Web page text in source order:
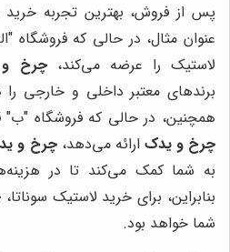
پس از فروش، بهترین تجربه خرید
عنوان مثال، در حالی که فروشگاه
لاستیک را عرضه می‌کند،چرخ
برندهای معتبر داخلی و خارجی را
همچنین، در حالی که فروشگاه "ب"
چرخ و یدک ارائه می‌دهد،چرخ و
به شما کمک می‌کند تا در
بنابراین، برای خرید لاستیک سوناتا،
شما خواهد بود.